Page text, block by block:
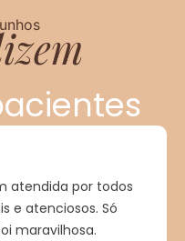
atendida por todos
e atenciosos. Só
maravilhosa.